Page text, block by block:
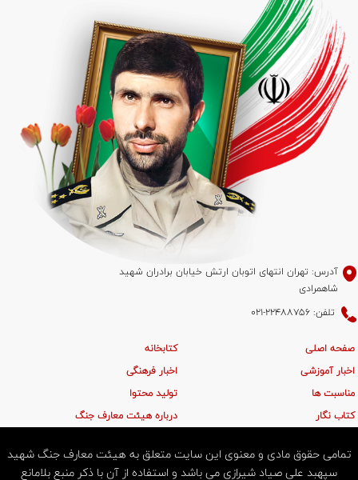
آدرس: تهران انتهای اتوبان ارتش خیابان برادران شهید
شاهمرادی
تلفن: 22488756-021
صفحه اصلی
کتابخانه
اخبار آموزشی
اخبار فرهنگی
مناسبت ها
تولید محتوا
کتاب نگار
درباره هیئت معارف جنگ
تمامی حقوق مادی و معنوی این سایت متعلق به هیئت معارف جنگ شهید
سپهبد علی صیاد شیرازی می باشد و استفاده از آن با ذکر منبع بلامانع